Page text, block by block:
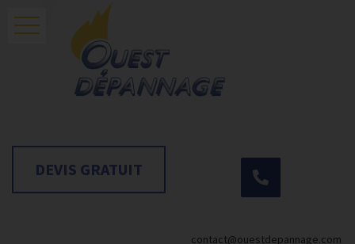
DEVIS GRATUIT
contact@ouestdepannage.com
CHAUDIÈRES, BALLONS